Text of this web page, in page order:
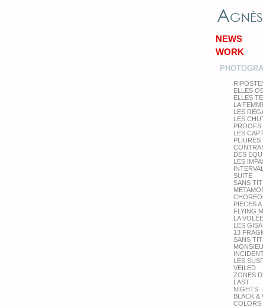
NEWS
WORK
ELLES
ELLES
LA
LES
LES
PROOFS
LES
PLIURES
DES
LES
SUITE
SANS
PIECES
FLYING
LA VOLÉE
LES
13
SANS
LES
VEILED
ZONES
LAST
NIGHTS
BLACK &
COLORS